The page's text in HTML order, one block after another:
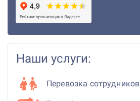
Наши услуги:
Перевозка сотрудников